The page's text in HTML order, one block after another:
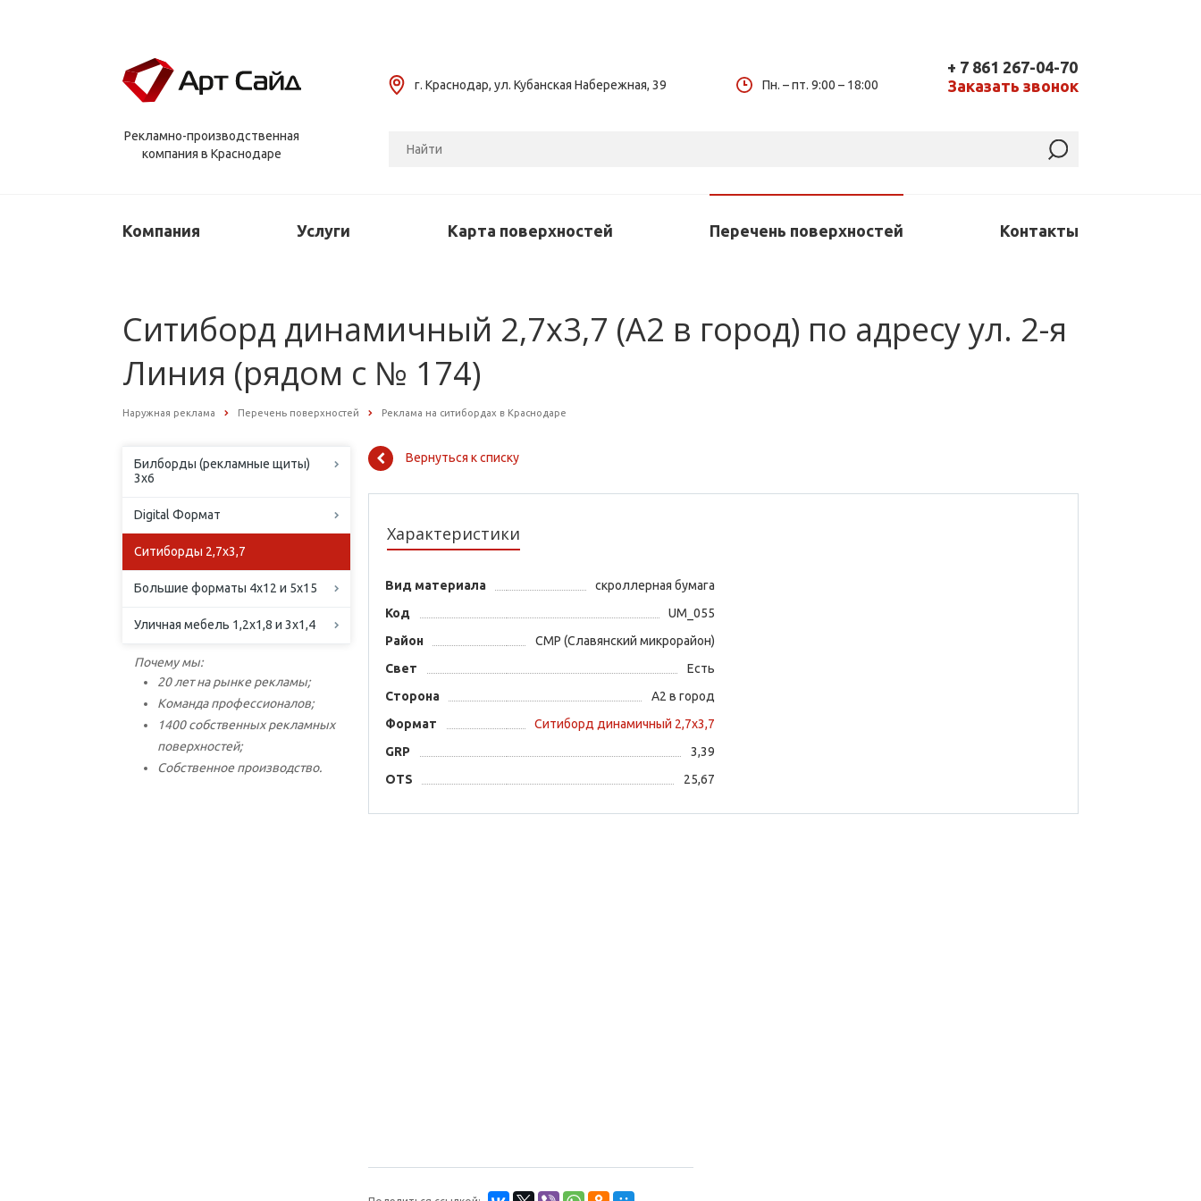
Рекламно-производственная
компания в Краснодаре
г. Краснодар, ул. Кубанская Набережная, 39 Пн. – пт. 9:00 – 18:00
+ 7 861 267-04-70
Заказать звонок
Компания Услуги Карта поверхностей Перечень поверхностей Контакты
Ситиборд динамичный 2,7х3,7 (А2 в город) по адресу ул. 2-я
Линия (рядом с № 174)
Наружная реклама Перечень поверхностей Реклама на ситибордах в Краснодаре
Билборды (рекламные щиты)
3х6
Digital Формат
Ситиборды 2,7х3,7
Большие форматы 4х12 и 5х15
Уличная мебель 1,2х1,8 и 3х1,4
Почему мы:
20 лет на рынке рекламы;
Команда профессионалов;
1400 собственных рекламных
поверхностей;
Собственное производство.
Вернуться к списку
Характеристики
Вид материала
скроллерная бумага
Код
UM_055
Район
СМР (Славянский микрорайон)
Свет
Есть
Сторона
А2 в город
Формат
Ситиборд динамичный 2,7х3,7
GRP
3,39
OTS
25,67